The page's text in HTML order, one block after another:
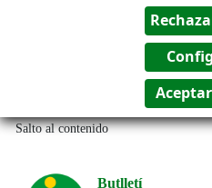
Salto al contenido
Butlletí